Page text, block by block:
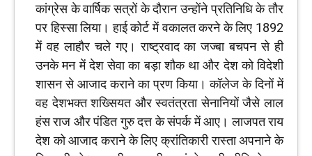
कांग्रेस के वार्षिक सत्रों के दौरान उन्होंने प्रतिनिधि के तौर
पर हिस्सा लिया। हाई कोर्ट में वकालत करने के लिए 1892
में वह लाहौर चले गए। राष्ट्रवाद का जज्बा बचपन से ही
उनके मन में देश सेवा का बड़ा शौक था और देश को विदेशी
शासन से आजाद कराने का प्रण किया। कॉलेज के दिनों में
वह देशभक्त शख्सियत और स्वतंत्रता सेनानियों जैसे लाल
हंस राज और पंडित गुरु दत्त के संपर्क में आए। लाजपत राय
देश को आजाद कराने के लिए क्रांतिकारी रास्ता अपनाने के